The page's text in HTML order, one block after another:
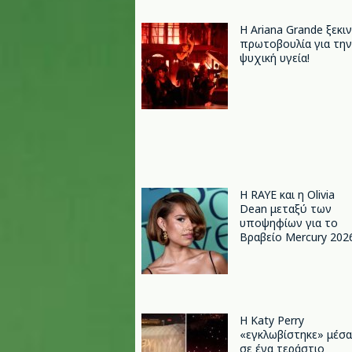
Η Ariana Grande
πρωτοβουλία για την
ψυχική υγεία!
Η RAYE και η Olivia
Dean μεταξύ των
υποψηφίων για το
Βραβείο Mercury
H Katy Perry
«εγκλωβίστηκε» μέσα
σε ένα τεράστιο